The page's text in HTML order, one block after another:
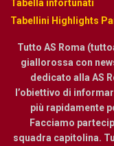
Tabella infortunati
Tabellini Highlights
Tutto AS Roma
giallorossa con
dedicato alla AS
l’obiettivo di
più rapidamente
Facciamo
squadra capitolina.